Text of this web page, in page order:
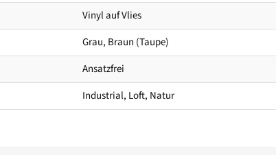
Vinyl auf Vlies
Grau, Braun (Taupe)
Ansatzfrei
Industrial, Loft, Natur